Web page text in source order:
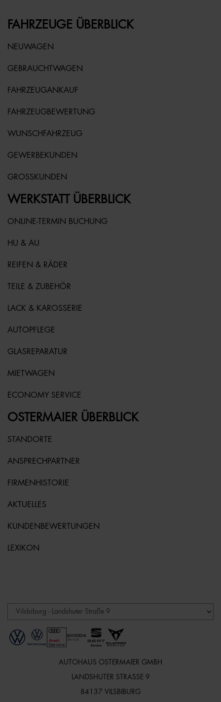
FAHRZEUGE ÜBERBLICK
NEUWAGEN
GEBRAUCHTWAGEN
FAHRZEUGANKAUF
FAHRZEUGBEWERTUNG
WUNSCHFAHRZEUG
GEWERBEKUNDEN
GROSSKUNDEN
WERKSTATT ÜBERBLICK
ONLINE-TERMIN BUCHUNG
HU & AU
REIFEN & RÄDER
TEILE & ZUBEHÖR
LACK & KAROSSERIE
AUTOPFLEGE
GLASREPARATUR
MIETWAGEN
ECONOMY SERVICE
OSTERMAIER ÜBERBLICK
STANDORTE
ANSPRECHPARTNER
FIRMENHISTORIE
AKTUELLES
KUNDENBEWERTUNGEN
LEXIKON
AUTOHAUS OSTERMAIER GMBH
LANDSHUTER STRASSE 9
84137 VILSBIBURG